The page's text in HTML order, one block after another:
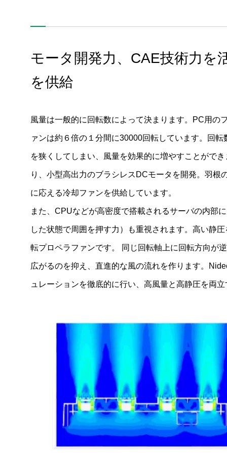
モータ開発力、CAE技術力を
を供給
風量は一般的に回転数によって決まります。PC用の
ァンは約６倍の１分間に30000回転しています。回
を狭くしてしまい、風量を効果的に増やすことがで
り、小型高出力のブラシレスDCモータを開発。羽
に応える冷却ファンを供給しています。
また、CPUなどが高密度で搭載されるサーバの内部
した状態で周囲を押す力）も重視されます。高い静
転プロペラファンです。 同じ回転軸上に回転方向が
広がるのを抑え、直進的な風の流れを作ります。
ュレーションを徹底的に行い、高風量と高静圧を両
ソリューション事例
データセンターの熱移動に対応する空冷ファン
増大する熱負荷に対応する水冷システム